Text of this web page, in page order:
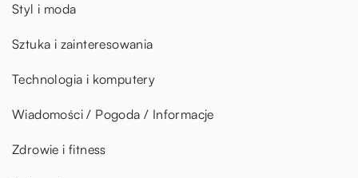
Styl i moda
Sztuka i zainteresowania
Technologia i komputery
Wiadomości / Pogoda / Informacje
Zdrowie i fitness